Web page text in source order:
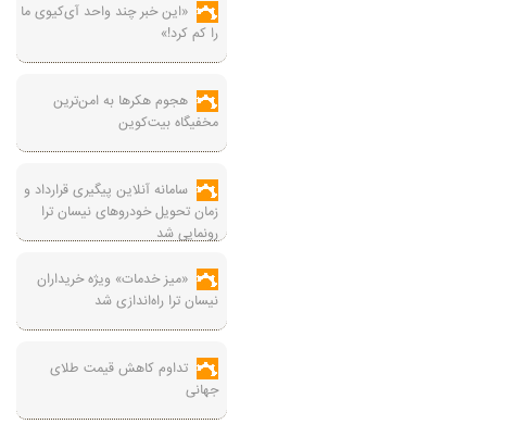
«این خبر چند واحد آی‌کیوی ما
را کم کرد!»
هجوم هکرها به امن‌ترین
مخفیگاه بیت‌کوین
سامانه آنلاین پیگیری قرارداد‌ و
زمان تحویل خودرو‌های نیسان ترا
رونمایی شد
«میز خدمات» ویژه خریداران
نیسان ترا راه‌اندازی شد
تداوم کاهش قیمت طلای
جهانی